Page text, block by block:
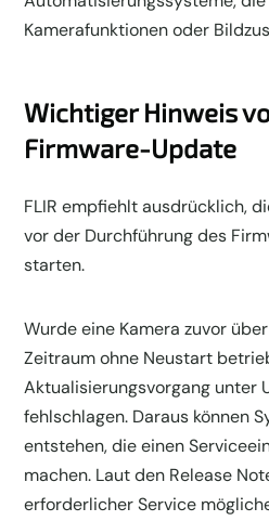
Kamerafunktionen oder
Wichtiger Hinweis
Firmware-Update
FLIR empfiehlt ausdrücklich,
vor der Durchführung des
starten.
Wurde eine Kamera zuvor
Zeitraum ohne Neustart
Aktualisierungsvorgang unter
fehlschlagen. Daraus können
entstehen, die einen
machen. Laut den Release
erforderlicher Service